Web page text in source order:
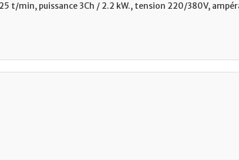
t/min, puissance 3Ch / 2.2 kW., tension 220/380V,